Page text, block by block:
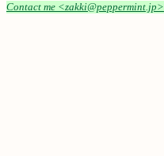
Contact me <zakki@peppermint.jp>